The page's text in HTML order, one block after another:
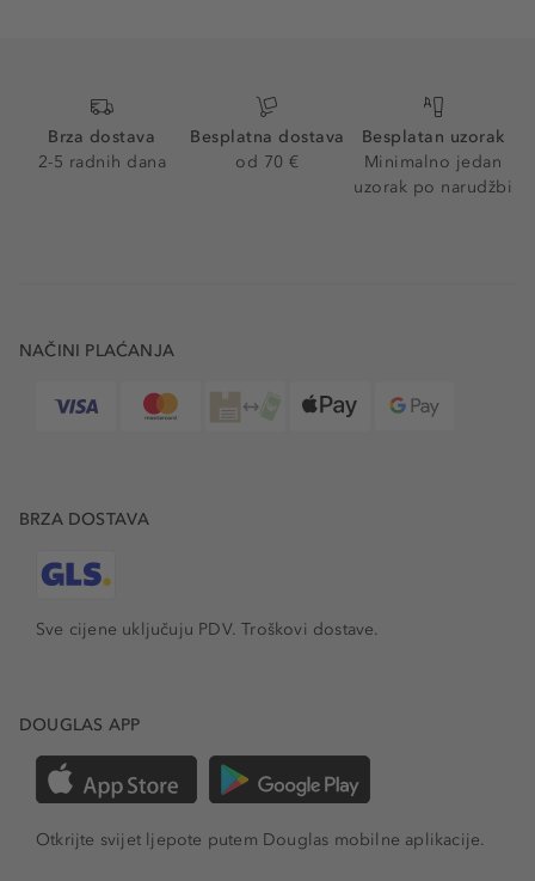
Brza dostava
2-5 radnih dana
Besplatna dostava
od 70 €
Besplatan uzorak
Minimalno jedan
uzorak po narudžbi
NAČINI PLAĆANJA
BRZA DOSTAVA
Sve cijene uključuju PDV.Troškovi dostave.
DOUGLAS APP
Otkrijte svijet ljepote putem Douglas mobilne aplikacije.